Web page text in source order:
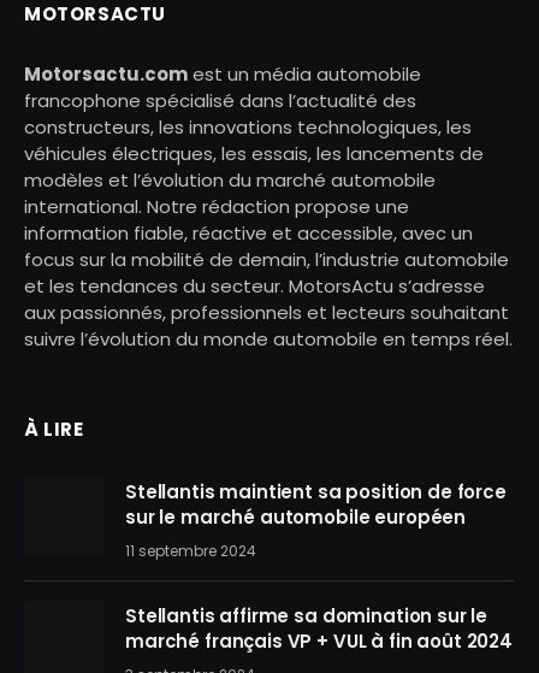
MOTORSACTU
Motorsactu.comest un média automobile
francophone spécialisé dans l’actualité des
constructeurs, les innovations technologiques, les
véhicules électriques, les essais, les lancements de
modèles et l’évolution du marché automobile
international. Notre rédaction propose une
information fiable, réactive et accessible, avec un
focus sur la mobilité de demain, l’industrie automobile
et les tendances du secteur. MotorsActu s’adresse
aux passionnés, professionnels et lecteurs souhaitant
suivre l’évolution du monde automobile en temps réel.
À LIRE
Stellantis maintient sa position de force
sur le marché automobile européen
11 septembre 2024
Stellantis affirme sa domination sur le
marché français VP + VUL à fin août 2024